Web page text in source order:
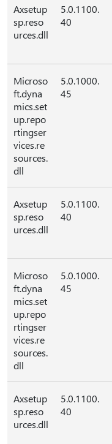
Axsetup
sp.reso
urces.dll
5.0.1100.
40
Microso
ft.dyna
mics.set
up.repo
rtingser
vices.re
sources.
dll
5.0.1000.
45
Axsetup
sp.reso
urces.dll
5.0.1100.
40
Microso
ft.dyna
mics.set
up.repo
rtingser
vices.re
sources.
dll
5.0.1000.
45
Axsetup
sp.reso
urces.dll
5.0.1100.
40